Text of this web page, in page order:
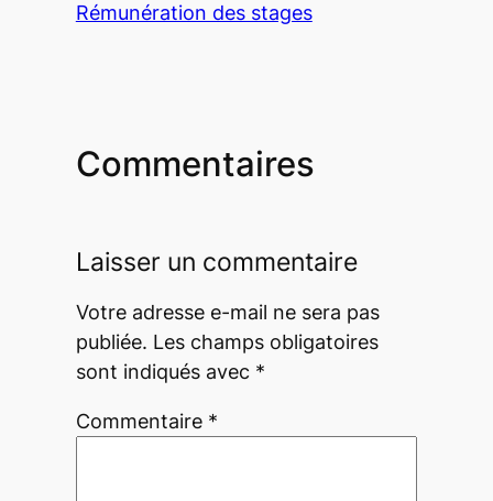
Rémunération des stages
Commentaires
Laisser un commentaire
Votre adresse e-mail ne sera pas
publiée. Les champs obligatoires
sont indiqués avec *
Commentaire *